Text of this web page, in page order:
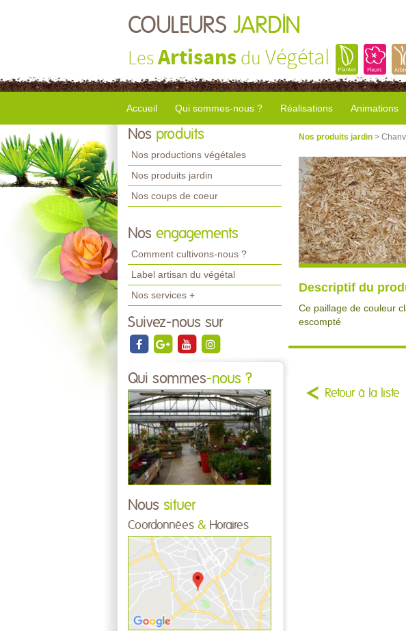
COULEURS JARDIN
LesArtisans du Végétal
Accueil Qui sommes-nous ? Réalisations Animations
Nos produits
Nos productions végétales
Nos produits jardin
Nos coups de coeur
Nos engagements
Comment cultivons-nous ?
Label artisan du végétal
Nos services +
Suivez-nous sur
Qui sommes-nous ?
Nous situer
Coordonnées & Horaires
Nos produits jardin >
Descriptif du
Ce paillage de couleur
escompté
Retour à la liste